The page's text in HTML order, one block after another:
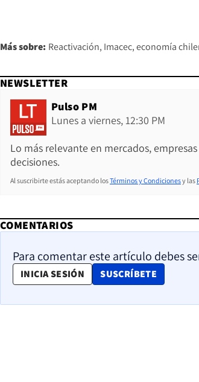
Más sobre: Reactivación Imacec economía
NEWSLETTER
Pulso PM
Lunes a viernes, 12:30 PM
Lo más relevante en mercados,
decisiones.
Al suscribirte estás aceptando losTérminos y Condicionesy las
COMENTARIOS
Para comentar este artículo debes
INICIA SESIÓN SUSCRÍBETE
OPENS IN NEW